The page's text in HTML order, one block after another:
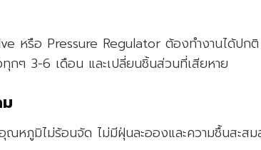
หรือ Pressure Regulator ต้องทำงานได้ปก
กๆ 3-6 เดือน และเปลี่ยนชิ้นส่วนที่เสียหาย
หภูมิไม่ร้อนจัด ไม่มีฝุ่นละอองและความชื้นสะส